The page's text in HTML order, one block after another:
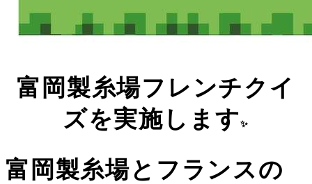
富岡製糸場フレンチクイ
ズを実施します✨
富岡製糸場とフランスの